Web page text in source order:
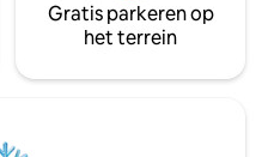
Gratis parkeren op
het terrein